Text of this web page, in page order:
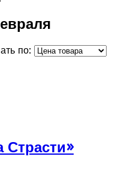
по:
Страсти»